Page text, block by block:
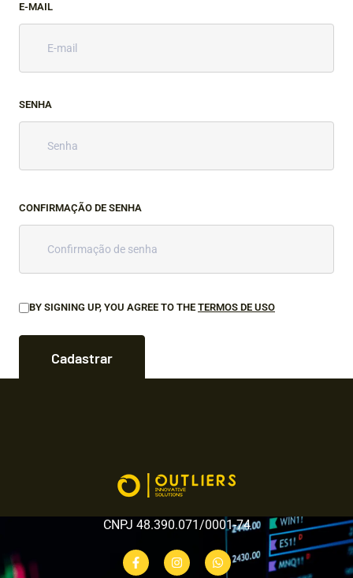
E-MAIL
SENHA
CONFIRMAÇÃO DE SENHA
BY SIGNING UP, YOU AGREE TO THE TERMOS DE USO
Cadastrar
CNPJ 48.390.071/0001-74